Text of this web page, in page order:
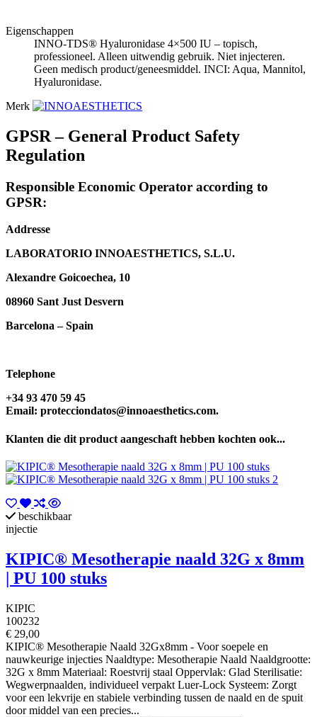
Eigenschappen
INNO-TDS® Hyaluronidase 4×500 IU – topisch,
professioneel. Alleen uitwendig gebruik. Niet injecteren.
Geen medisch product/geneesmiddel. INCI: Aqua, Mannitol,
Hyaluronidase.
Merk
GPSR – General Product Safety
Regulation
Responsible Economic Operator according to
GPSR:
Addresse
LABORATORIO INNOAESTHETICS, S.L.U.
Alexandre Goicoechea, 10
08960 Sant Just Desvern
Barcelona – Spain
Telephone
+34 93 470 59 45
Email: protecciondatos@innoaesthetics.com.
Klanten die dit product aangeschaft hebben kochten ook...
beschikbaar
injectie
KIPIC® Mesotherapie naald 32G x 8mm
| PU 100 stuks
KIPIC
100232
€ 29,00
KIPIC® Mesotherapie Naald 32Gx8mm - Voor soepele en
nauwkeurige injecties Naaldtype: Mesotherapie Naald Naaldgrootte:
32G x 8mm Materiaal: Roestvrij staal Oppervlak: Glad Sterilisatie:
Wegwerpnaalden, individueel verpakt Luer-Lock Systeem: Zorgt
voor een lekvrije en stabiele verbinding tussen de naald en de spuit
door middel van een precies...